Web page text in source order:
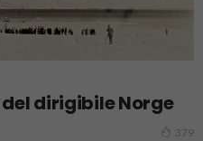
dirigibile Norge
379